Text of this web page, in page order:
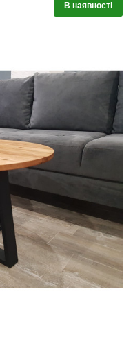
В наявності